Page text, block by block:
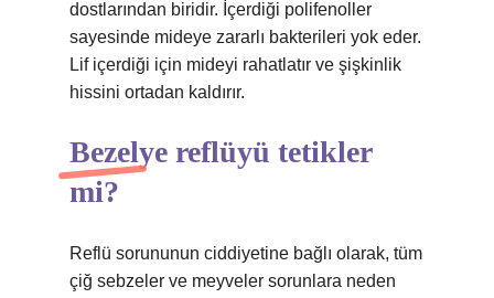
dostlarından biridir. İçerdiği polifenoller
sayesinde mideye zararlı bakterileri yok eder.
Lif içerdiği için mideyi rahatlatır ve şişkinlik
hissini ortadan kaldırır.
Bezelye reflüyü tetikler
mi?
Reflü sorununun ciddiyetine bağlı olarak, tüm
çiğ sebzeler ve meyveler sorunlara neden